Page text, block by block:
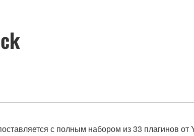
с полным набором из 33 плагинов